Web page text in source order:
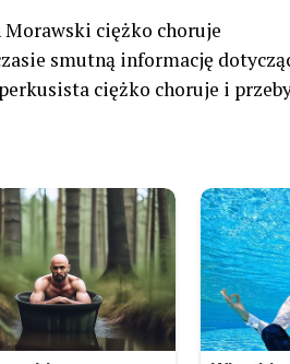
Morawski ciężko choruje
smutną informację
ciężko choruje i